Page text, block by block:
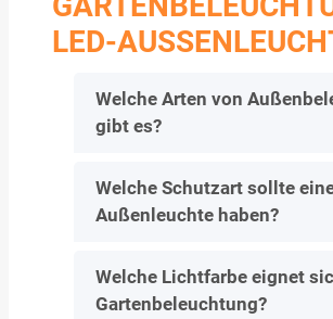
ED-
Welche Arten von
gibt es?
Welche Schutzart sollte
Außenleuchte haben?
Welche Lichtfarbe eignet
Gartenbeleuchtung?